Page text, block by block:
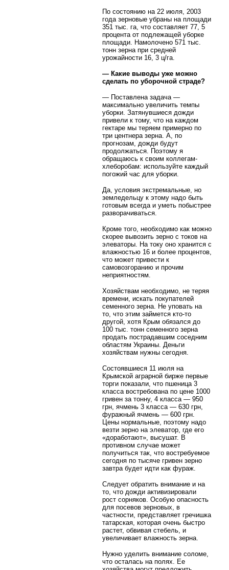
По состоянию на 22 июля, 2003
года зерновые убраны на площади
351 тыс. га, что составляет 77, 5
процента от подлежащей уборке
площади. Намолочено 571 тыс.
тонн зерна при средней
урожайности 16, 3 ц/га.
— Какие выводы уже можно
сделать по уборочной страде?
— Поставлена задача —
максимально увеличить темпы
уборки. Затянувшиеся дожди
привели к тому, что на каждом
гектаре мы теряем примерно по
три центнера зерна. А, по
прогнозам, дожди будут
продолжаться. Поэтому я
обращаюсь к своим коллегам-
хлеборобам: используйте каждый
погожий час для уборки.
Да, условия экстремальные, но
земледельцу к этому надо быть
готовым всегда и уметь побыстрее
разворачиваться.
Кроме того, необходимо как можно
скорее вывозить зерно с токов на
элеваторы. На току оно хранится с
влажностью 16 и более процентов,
что может привести к
самовозгоранию и прочим
неприятностям.
Хозяйствам необходимо, не теряя
времени, искать покупателей
семенного зерна. Не уповать на
то, что этим займется кто-то
другой, хотя Крым обязался до
100 тыс. тонн семенного зерна
продать пострадавшим соседним
областям Украины. Деньги
хозяйствам нужны сегодня.
Состоявшиеся 11 июля на
Крымской аграрной бирже первые
торги показали, что пшеница 3
класса востребована по цене 1000
гривен за тонну, 4 класса — 950
грн, ячмень 3 класса — 630 грн,
фуражный ячмень — 600 грн.
Цены нормальные, поэтому надо
везти зерно на элеватор, где его
«доработают», высушат. В
противном случае может
получиться так, что востребуемое
сегодня по тысяче гривен зерно
завтра будет идти как фураж.
Следует обратить внимание и на
то, что дожди активизировали
рост сорняков. Особую опасность
для посевов зерновых, в
частности, представляет гречишка
татарская, которая очень быстро
растет, обвивая стебель, и
увеличивает влажность зерна.
Нужно уделить внимание соломе,
что осталась на полях. Ее